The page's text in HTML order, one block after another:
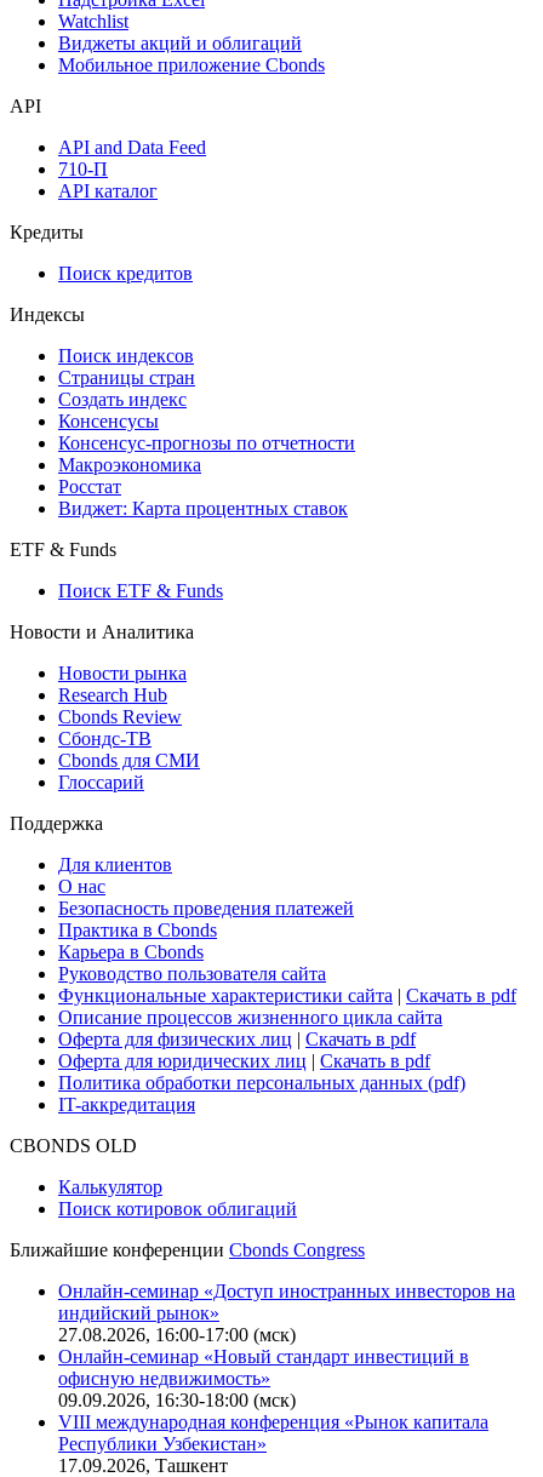
Watchlist
Виджеты акций и облигаций
Мобильное приложение Cbonds
API
API and Data Feed
710-П
API каталог
Кредиты
Поиск кредитов
Индексы
Поиск индексов
Страницы стран
Создать индекс
Консенсусы
Консенсус-прогнозы по отчетности
Макроэкономика
Росстат
Виджет: Карта процентных ставок
ETF & Funds
Поиск ETF & Funds
Новости и Аналитика
Новости рынка
Research Hub
Cbonds Review
Сбондс-ТВ
Cbonds для СМИ
Глоссарий
Поддержка
Для клиентов
О нас
Безопасность проведения платежей
Практика в Cbonds
Карьера в Cbonds
Руководство пользователя сайта
Функциональные характеристики сайта | Скачать в pdf
Описание процессов жизненного цикла сайта
Оферта для физических лиц | Скачать в pdf
Оферта для юридических лиц | Скачать в pdf
Политика обработки персональных данных (pdf)
IT-аккредитация
CBONDS OLD
Калькулятор
Поиск котировок облигаций
Ближайшие конференции Cbonds Congress
Онлайн-семинар «Доступ иностранных инвесторов на
индийский рынок»
27.08.2026, 16:00-17:00 (мск)
Онлайн-семинар «Новый стандарт инвестиций в
офисную недвижимость»
09.09.2026, 16:30-18:00 (мск)
VIII международная конференция «Рынок капитала
Республики Узбекистан»
17.09.2026, Ташкент